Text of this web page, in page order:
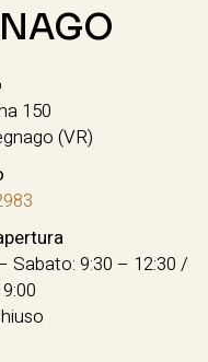
150
(VR)
Sabato: 9:30 – 12:30 /